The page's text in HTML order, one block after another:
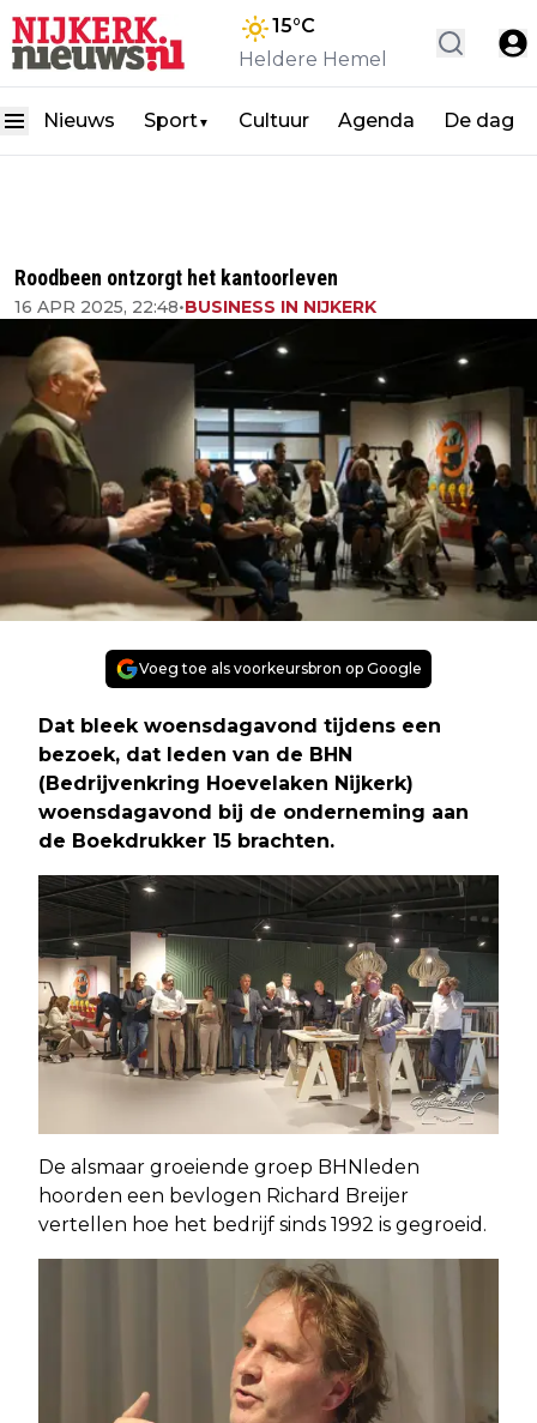
15°C
Heldere Hemel
Nieuws Sport▼ Cultuur Agenda De dag
Roodbeen ontzorgt het kantoorleven
16 APR 2025, 22:48•BUSINESS IN NIJKERK
Voeg toe als voorkeursbron op Google
Dat bleek woensdagavond tijdens een
bezoek, dat leden van de BHN
(Bedrijvenkring Hoevelaken Nijkerk)
woensdagavond bij de onderneming aan
de Boekdrukker 15 brachten.
De alsmaar groeiende groep BHNleden
hoorden een bevlogen Richard Breijer
vertellen hoe het bedrijf sinds 1992 is gegroeid.